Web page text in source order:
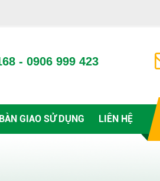
- 0906 999 423
BÀN GIAO SỬ DỤNG LIÊN HỆ